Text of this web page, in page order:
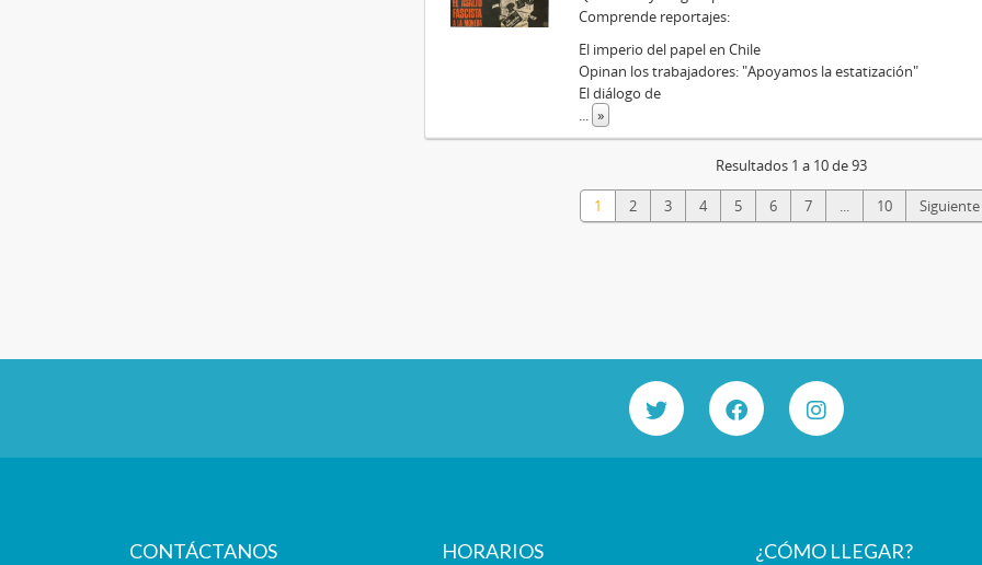
Comprende reportajes:
El imperio del papel en Chile
Opinan los trabajadores: "Apoyamos la estatización"
El diálogo de
... »
Resultados 1 a 10 de 93
1 2 3 4 5 6 7 ... 10 Siguiente
CONTÁCTANOS HORARIOS ¿CÓMO LLEGAR?